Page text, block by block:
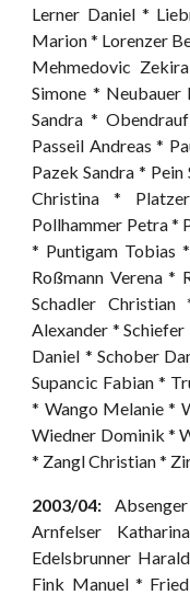
Lerner Daniel *
Marion * Lorenzer
Mehmedovic
Simone *
Sandra *
Passeil Andreas *
Pazek Sandra *
Christina *
Pollhammer Petra *
* Puntigam Tobias
Roßmann Verena *
Schadler Christian
Alexander *
Daniel * Schober
Supancic Fabian *
* Wango Melanie *
Wiedner Dominik *
* Zangl Christian *
2003/04:
Arnfelser
Edelsbrunner
Fink Manuel *